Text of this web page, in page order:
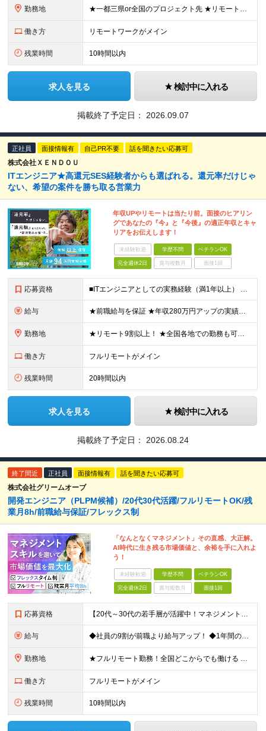
勤務地 ★一都三県or全国のプロジェクト先 ★リモート率85%＆フルリモート案件多数 ★転居を伴う転勤なし ★U・Iターンも歓迎！地方在住者の採用実績も多数あり ■本社 東京都渋谷区恵比寿西1-32-16
働き方 リモートワークがメイン
残業時間 10時間以内
求人を見る 検討中に入れる
掲載終了予定日： 2026.09.07
正社員 面接情報有 自己PR不要 話を聞きたい応募可
株式会社ＸＥＮＤＯＵ
ITエンジニア★高還元SES経験者からも選ばれる。還元率だけじゃ
ない、希望の案件を勝ち取る営業力
年収UPやリモートは当たり前。面接のヒアリン
グであなたの『今』と『今後』の適正年収とキャ
リアをお伝えします！
未経験歓迎 学歴不問 ベテランOK
完全週休2日 賞与複数月 面接1回
応募資格 ■ITエンジニアとしての実務経験（満1年以上） ■学歴不問 ★年収を上げたい ★フルリモートで働きたい ★上流工程に携わりたい ★自社サービスをつくってみたい など これまでの経験を活かして環境を変
給与 ★前職給与を保証 ★年収280万円アップの実績あり ★想定年収：489万6,000円～979万2,000円 ※案件単価により上振れあり ■月給40万8,000円～81万6,000円 ※経験・能力に合
勤務地 ★リモート9割以上！ ★全国各地での勤務も可！地方在住の方も大歓迎です◎ ■各プロジェクト先にて勤務 ※プロジェクトは本人の希望を考慮し相談の上で決定 ※転居を伴う転勤なし 【本社】 東京都品川区
働き方 フルリモートがメイン
残業時間 20時間以内
求人を見る 検討中に入れる
掲載終了予定日： 2026.08.24
終了間近 正社員 面接情報有 話を聞きたい応募可
株式会社グリームオーブ
開発エンジニア（PLPM候補）/20代30代活躍/フルリモートOK/残
業月8h/前職給与保証/フレックス制
「なんとなくマネジメント」その直感、大正解。
AI時代に生き残る市場価値と、余裕を手に入れよ
う！
未経験歓迎 学歴不問 ベテランOK
完全週休2日 賞与複数月 面接1回
応募資格 【20代～30代の若手層が活躍中！マネジメント未経験歓迎】 ●エンジニアとしての実務経験を3年以上お持ちの方 （開発言語や担当フェーズは不問） ●学歴不問 ★「PLやPMにステップアップしたい」 「
給与 ◆社員の9割が前職より給与アップ！ ◆1年間の昇給で月給2万～4万円UPも可能！ 月給450,000円～531,500円+賞与年2回 ※経験・スキルを考慮の上、優遇いたします ※残業代につきまして
勤務地 ★フルリモート勤務！全国どこからでも働ける 【事業所】 東京都品川区西五反田2-24-4 THE CROSS GOTANDA 1F ＼一人にならない！帰属意識を感じながら働ける／ リモートでもメン
働き方 フルリモートがメイン
残業時間 10時間以内